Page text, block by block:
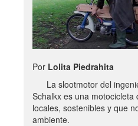
Por Lolita Piedrahita
La slootmotor del
Schalkx es una
locales, sostenibles y que
ambiente.